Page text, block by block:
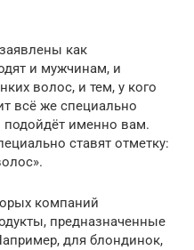
как
и мужчинам, и
волос, и тем, у кого
всё же специально
подойдёт именно вам.
ставят отметку:
компаний
предназначенные
для блондинок,